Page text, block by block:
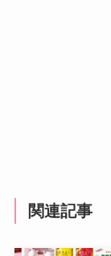
関連記事